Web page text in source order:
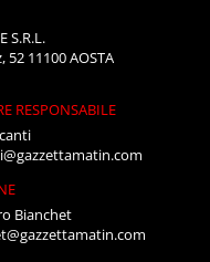
S.R.L.
52 11100 AOSTA
RESPONSABILE
Bianchet